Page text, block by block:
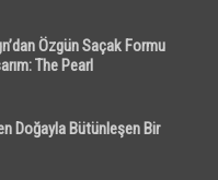
Özgün Saçak Formu
The Pearl
Doğayla Bütünleşen Bir